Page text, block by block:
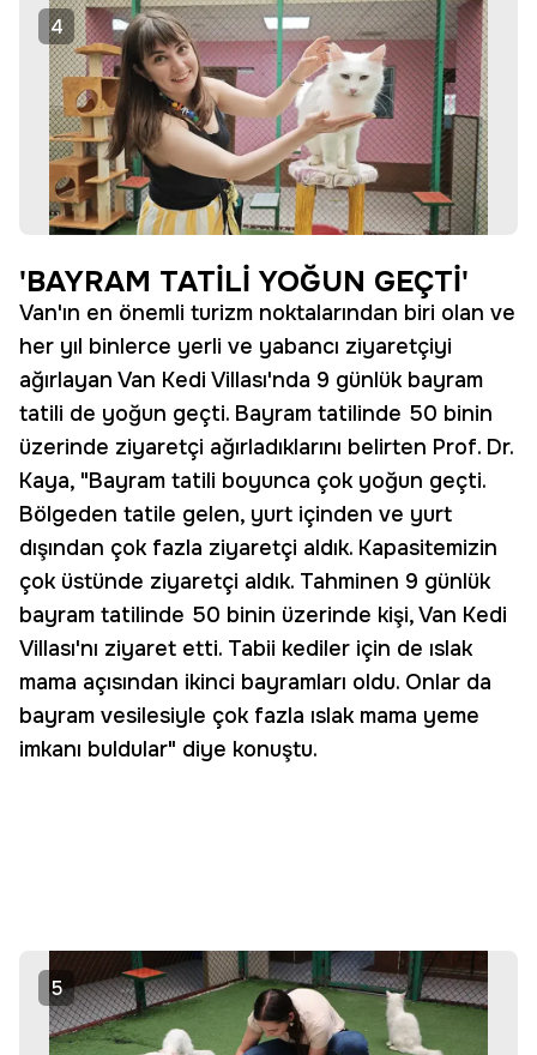
4
'BAYRAM TATİLİ YOĞUN GEÇTİ'
Van'ın en önemli turizm noktalarından biri olan ve
her yıl binlerce yerli ve yabancı ziyaretçiyi
ağırlayan Van Kedi Villası'nda 9 günlük bayram
tatili de yoğun geçti. Bayram tatilinde 50 binin
üzerinde ziyaretçi ağırladıklarını belirten Prof. Dr.
Kaya, "Bayram tatili boyunca çok yoğun geçti.
Bölgeden tatile gelen, yurt içinden ve yurt
dışından çok fazla ziyaretçi aldık. Kapasitemizin
çok üstünde ziyaretçi aldık. Tahminen 9 günlük
bayram tatilinde 50 binin üzerinde kişi, Van Kedi
Villası'nı ziyaret etti. Tabii kediler için de ıslak
mama açısından ikinci bayramları oldu. Onlar da
bayram vesilesiyle çok fazla ıslak mama yeme
imkanı buldular" diye konuştu.
5